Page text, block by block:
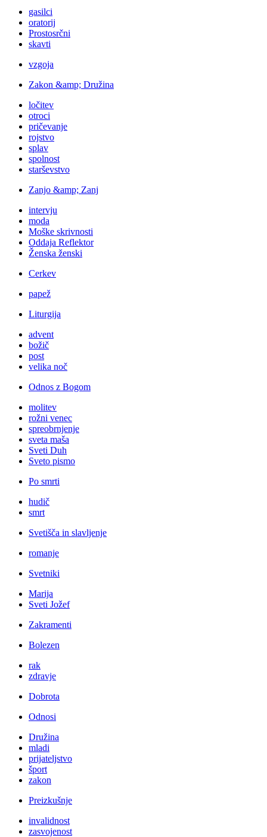
gasilci
oratorij
Prostosrčni
skavti
vzgoja
Zakon &amp; Družina
ločitev
otroci
pričevanje
rojstvo
splav
spolnost
starševstvo
Zanjo &amp; Zanj
intervju
moda
Moške skrivnosti
Oddaja Reflektor
Ženska ženski
Cerkev
papež
Liturgija
advent
božič
post
velika noč
Odnos z Bogom
molitev
rožni venec
spreobrnjenje
sveta maša
Sveti Duh
Sveto pismo
Po smrti
hudič
smrt
Svetišča in slavljenje
romanje
Svetniki
Marija
Sveti Jožef
Zakramenti
Bolezen
rak
zdravje
Dobrota
Odnosi
Družina
mladi
prijateljstvo
šport
zakon
Preizkušnje
invalidnost
zasvojenost